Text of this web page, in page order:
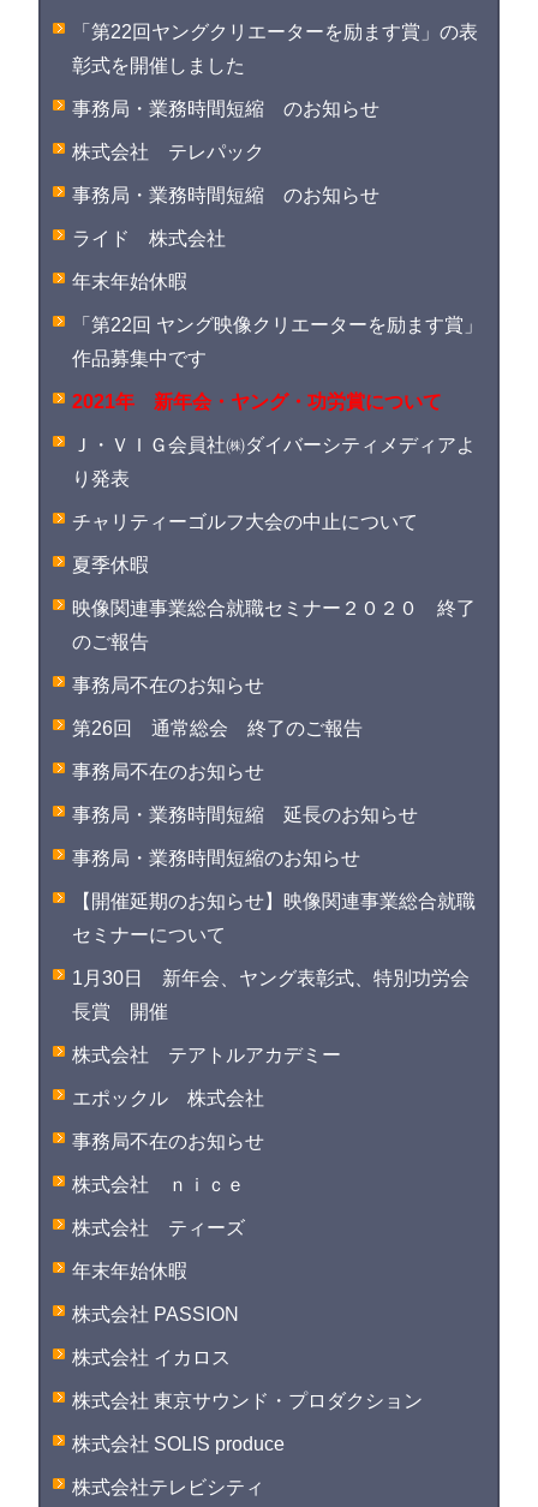
「第22回ヤングクリエーターを励ます賞」の表
彰式を開催しました
事務局・業務時間短縮 のお知らせ
株式会社 テレパック
事務局・業務時間短縮 のお知らせ
ライド 株式会社
年末年始休暇
「第22回 ヤング映像クリエーターを励ます賞」
作品募集中です
2021年 新年会・ヤング・功労賞について
Ｊ・ＶＩＧ会員社㈱ダイバーシティメディアよ
り発表
チャリティーゴルフ大会の中止について
夏季休暇
映像関連事業総合就職セミナー２０２０ 終了
のご報告
事務局不在のお知らせ
第26回 通常総会 終了のご報告
事務局不在のお知らせ
事務局・業務時間短縮 延長のお知らせ
事務局・業務時間短縮のお知らせ
【開催延期のお知らせ】映像関連事業総合就職
セミナーについて
1月30日 新年会、ヤング表彰式、特別功労会
長賞 開催
株式会社 テアトルアカデミー
エポックル 株式会社
事務局不在のお知らせ
株式会社 ｎｉｃｅ
株式会社 ティーズ
年末年始休暇
株式会社 PASSION
株式会社 イカロス
株式会社 東京サウンド・プロダクション
株式会社 SOLIS produce
株式会社テレビシティ